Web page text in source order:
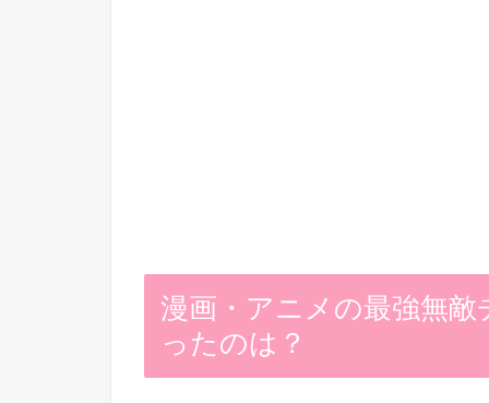
漫画・アニメの最強無
ったのは？